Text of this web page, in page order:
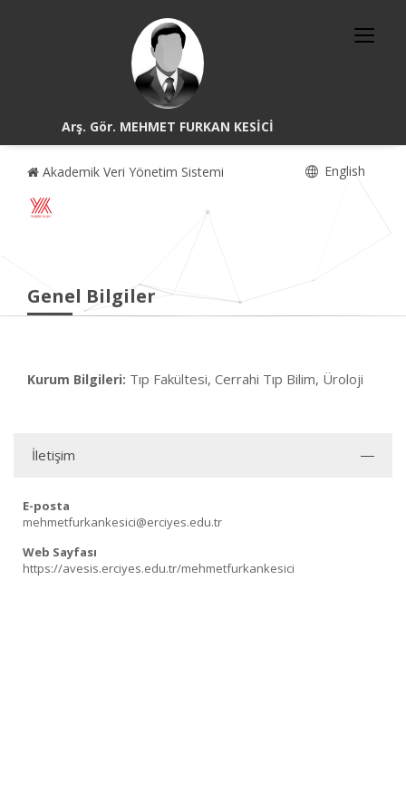
Arş. Gör. MEHMET FURKAN KESİCİ
Akademik Veri Yönetim Sistemi English
Genel Bilgiler
Kurum Bilgileri: Tıp Fakültesi, Cerrahi Tıp Bilim, Üroloji
İletişim
E-posta
mehmetfurkankesici@erciyes.edu.tr
Web Sayfası
https://avesis.erciyes.edu.tr/mehmetfurkankesici